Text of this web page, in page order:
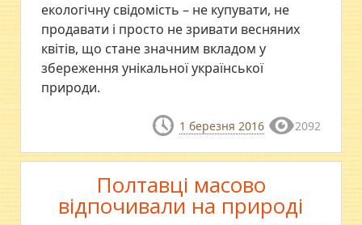
екологічну свідомість – не купувати, не
продавати і просто не зривати весняних
квітів, що стане значним вкладом у
збереження унікальної української
природи.
1 березня 2016 2092
Полтавці масово
відпочивали на природі